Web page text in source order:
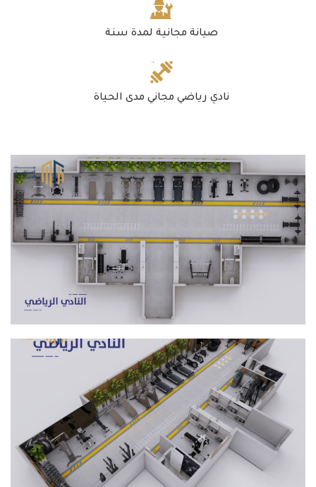
صيانة مجانية لمدة سنة
نادي رياضي مجاني مدى الحياة